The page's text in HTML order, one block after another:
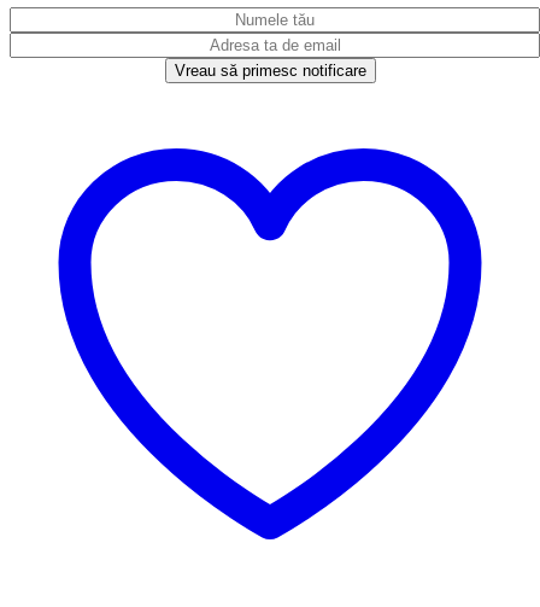
Vreau să primesc notificare